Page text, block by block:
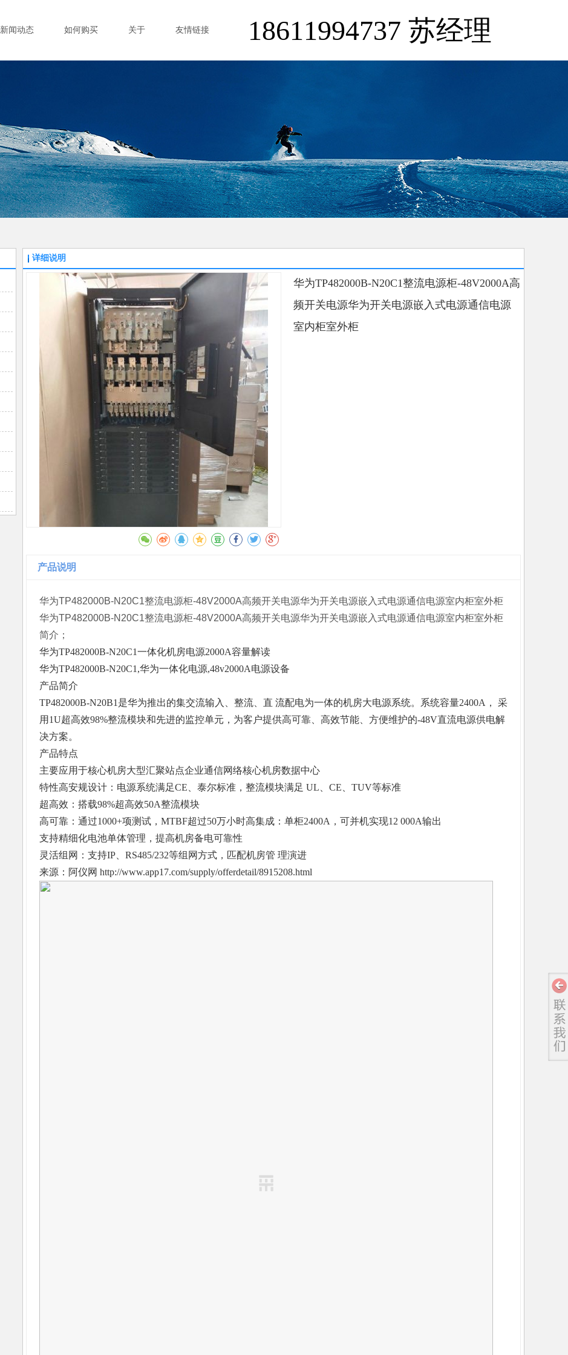
18611994737 苏经理
新闻动态 如何购买 关于 友情链接
详细说明
华为TP482000B-N20C1整流电源柜-48V2000A高
频开关电源华为开关电源嵌入式电源通信电源
室内柜室外柜
产品说明
华为TP482000B-N20C1整流电源柜-48V2000A高频开关电源华为开关电源嵌入式电源通信电源室内柜室外柜
华为TP482000B-N20C1整流电源柜-48V2000A高频开关电源华为开关电源嵌入式电源通信电源室内柜室外柜
简介；
华为TP482000B-N20C1一体化机房电源2000A容量解读
华为TP482000B-N20C1,华为一体化电源,48v2000A电源设备
产品简介
TP482000B-N20B1是华为推出的集交流输入、整流、直 流配电为一体的机房大电源系统。系统容量2400A， 采
用1U超高效98%整流模块和先进的监控单元，为客户提供高可靠、高效节能、方便维护的-48V直流电源供电解
决方案。
产品特点
主要应用于核心机房大型汇聚站点企业通信网络核心机房数据中心
特性高安规设计：电源系统满足CE、泰尔标准，整流模块满足 UL、CE、TUV等标准
超高效：搭载98%超高效50A整流模块
高可靠：通过1000+项测试，MTBF超过50万小时高集成：单柜2400A，可并机实现12 000A输出
支持精细化电池单体管理，提高机房备电可靠性
灵活组网：支持IP、RS485/232等组网方式，匹配机房管 理演进
来源：阿仪网 http://www.app17.com/supply/offerdetail/8915208.html